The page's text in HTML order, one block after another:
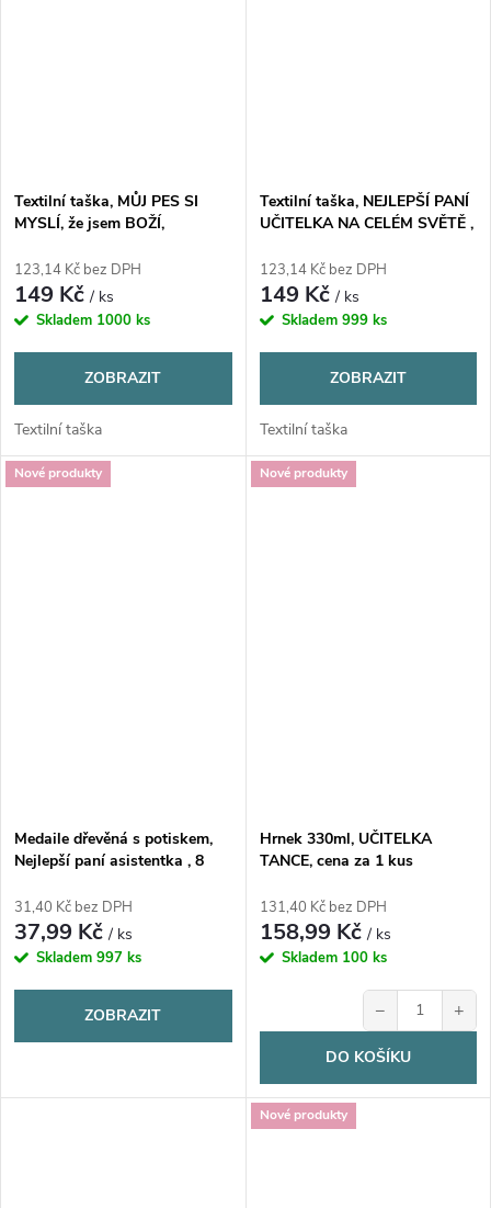
Textilní taška, MŮJ PES SI
MYSLÍ, že jsem BOŽÍ,
123,14 Kč bez DPH
149 Kč/ ks
Skladem 1000 ks
ZOBRAZIT
Textilní taška
Textilní taška, NEJLEPŠÍ PANÍ
UČITELKA NA CELÉM SVĚTĚ ,
123,14 Kč bez DPH
149 Kč/ ks
Skladem 999 ks
ZOBRAZIT
Textilní taška
Nové produkty
Medaile dřevěná s potiskem,
Nejlepší paní asistentka , 8
31,40 Kč bez DPH
37,99 Kč/ ks
Skladem 997 ks
ZOBRAZIT
Nové produkty
Hrnek 330ml, UČITELKA
TANCE, cena za 1 kus
131,40 Kč bez DPH
158,99 Kč/ ks
Skladem 100 ks
− +
DO KOŠÍKU
Nové produkty